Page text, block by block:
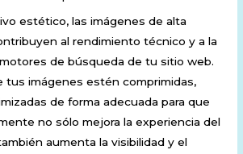
estético, las imágenes de alta
al rendimiento técnico y a la
de búsqueda de tu sitio web.
tus imágenes estén comprimidas,
de forma adecuada para que
no sólo mejora la experiencia del
aumenta la visibilidad y el